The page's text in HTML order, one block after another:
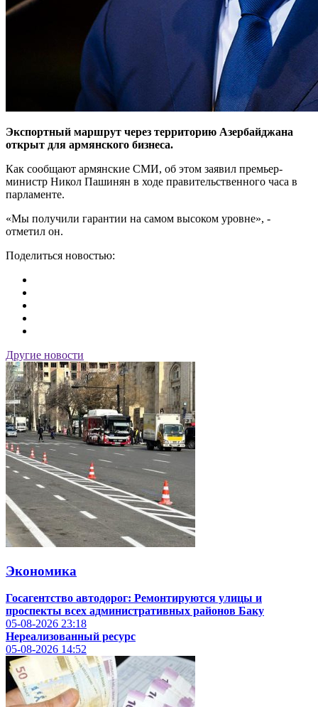
Экспортный маршрут через территорию Азербайджана
открыт для армянского бизнеса.
Как сообщают армянские СМИ, об этом заявил премьер-
министр Никол Пашинян в ходе правительственного часа в
парламенте.
«Мы получили гарантии на самом высоком уровне», -
отметил он.
Поделиться новостью:
Другие новости
Экономика
Госагентство автодорог: Ремонтируются улицы и
проспекты всех административных районов Баку
05-08-2026 23:18
Нереализованный ресурс
05-08-2026 14:52